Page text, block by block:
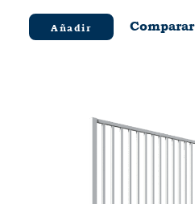
Añadir Comparar